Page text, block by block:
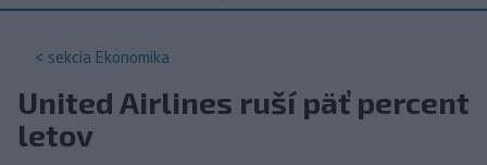
< sekcia Ekonomika
United Airlines ruší päť percent
letov